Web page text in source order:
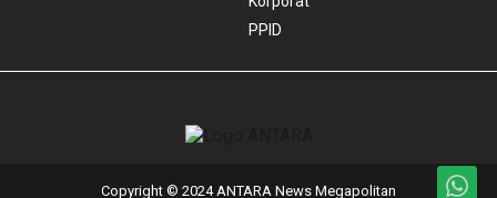
PPID
Copyright © 2024 ANTARA News Megapolitan